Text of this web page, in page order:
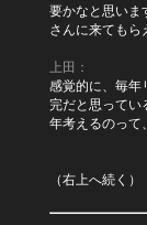
要かなと思いま
さんに来てもら
上田：
感覚的に、毎年
完だと思ってい
年考えるのって
（右上へ続く）